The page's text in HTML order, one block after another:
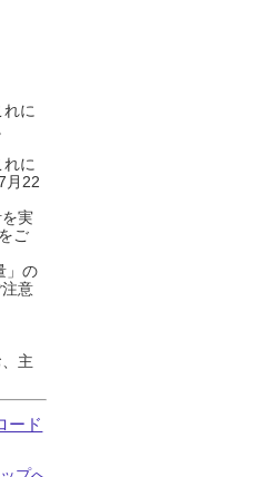
に
に
月22
実
ご
」の
意
主
ード